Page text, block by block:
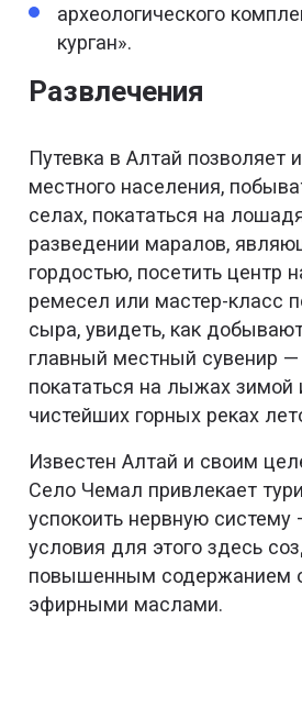
археологического
курган».
Развлечения
Путевка в Алтай позволяет
местного населения,
селах, покататься на
разведении маралов,
гордостью, посетить центр
ремесел или мастер-класс
сыра, увидеть, как
главный местный сувенир
покататься на лыжах зимой
чистейших горных реках
Известен Алтай и своим
Село Чемал привлекает
успокоить нервную систему
условия для этого здесь
повышенным содержанием
эфирными маслами.